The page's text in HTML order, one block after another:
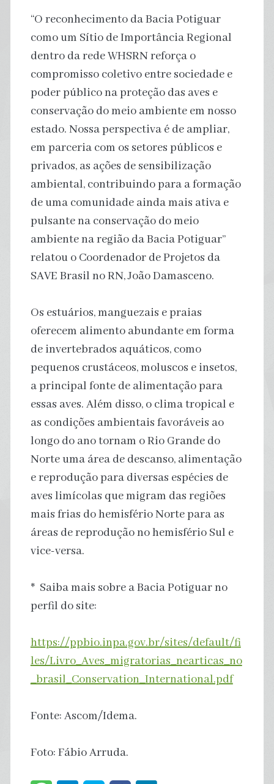
“O reconhecimento da Bacia Potiguar
como um Sítio de Importância Regional
dentro da rede WHSRN reforça o
compromisso coletivo entre sociedade e
poder público na proteção das aves e
conservação do meio ambiente em nosso
estado. Nossa perspectiva é de ampliar,
em parceria com os setores públicos e
privados, as ações de sensibilização
ambiental, contribuindo para a formação
de uma comunidade ainda mais ativa e
pulsante na conservação do meio
ambiente na região da Bacia Potiguar”
relatou o Coordenador de Projetos da
SAVE Brasil no RN, João Damasceno.
Os estuários, manguezais e praias
oferecem alimento abundante em forma
de invertebrados aquáticos, como
pequenos crustáceos, moluscos e insetos,
a principal fonte de alimentação para
essas aves. Além disso, o clima tropical e
as condições ambientais favoráveis ao
longo do ano tornam o Rio Grande do
Norte uma área de descanso, alimentação
e reprodução para diversas espécies de
aves limícolas que migram das regiões
mais frias do hemisfério Norte para as
áreas de reprodução no hemisfério Sul e
vice-versa.
* Saiba mais sobre a Bacia Potiguar no
perfil do site:
https://ppbio.inpa.gov.br/sites/default/fi
les/Livro_Aves_migratorias_nearticas_no
_brasil_Conservation_International.pdf
Fonte: Ascom/Idema.
Foto: Fábio Arruda.